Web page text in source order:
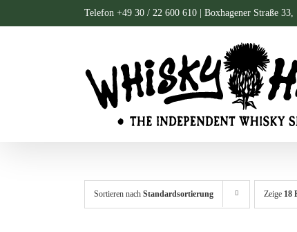
Telefon +49 30 / 22 600 610 | Boxhagener Straße
Sortieren nach Standardsortierung Zeige 18